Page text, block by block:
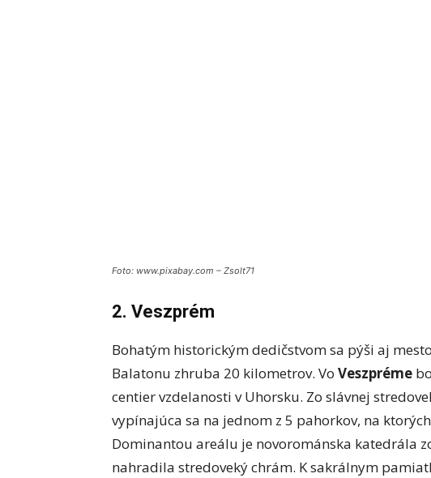
Foto: www.pixabay.com – Zsolt71
2. Veszprém
Bohatým historickým dedičstvom sa pýši aj
Balatonu zhruba 20 kilometrov. Vo Veszpréme
centier vzdelanosti v Uhorsku. Zo slávnej
vypínajúca sa na jednom z 5 pahorkov, na
Dominantou areálu je novorománska katedrála
nahradila stredoveký chrám. K sakrálnym